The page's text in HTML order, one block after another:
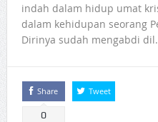
indah dalam hidup umat
dalam kehidupan seorang
Dirinya sudah mengabdi
Share
0
Tweet